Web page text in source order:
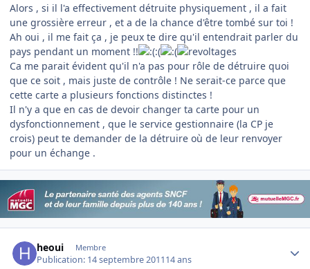
Alors , si il l'a effectivement détruite physiquement , il a fait
une grossière erreur , et a de la chance d'être tombé sur toi !
Ah oui , il me fait ça , je peux te dire qu'il entendrait parler du
pays pendant un moment !!
:(
Ca me parait évident qu'il n'a pas pour rôle de détruire quoi
que ce soit , mais juste de contrôle ! Ne serait-ce parce que
cette carte a plusieurs fonctions distinctes !
Il n'y a que en cas de devoir changer ta carte pour un
dysfonctionnement , que le service gestionnaire (la CP je
crois) peut te demander de la détruire où de leur renvoyer
pour un échange .
heoui Membre
Publication: 14 septembre 201114 ans